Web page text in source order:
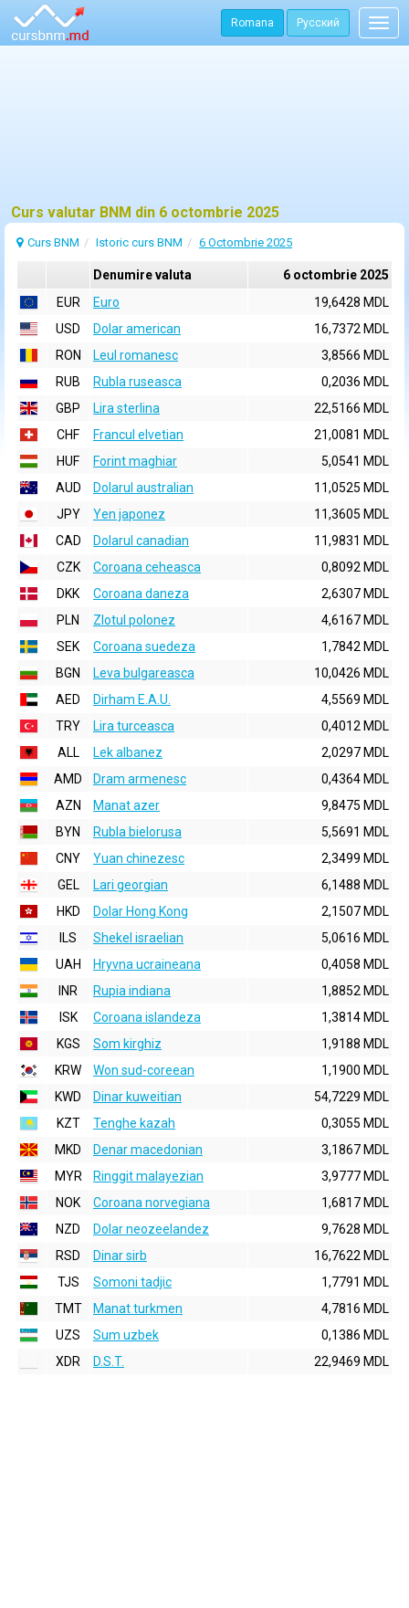
Romana Русский
Curs valutar BNM din 6 octombrie 2025
Curs BNM Istoric curs BNM 6 Octombrie 2025
Denumire valuta
6 octombrie 2025
EUR
Euro
19,6428 MDL
USD
Dolar american
16,7372 MDL
RON
Leul romanesc
3,8566 MDL
RUB
Rubla ruseasca
0,2036 MDL
GBP
Lira sterlina
22,5166 MDL
CHF
Francul elvetian
21,0081 MDL
HUF
Forint maghiar
5,0541 MDL
AUD
Dolarul australian
11,0525 MDL
JPY
Yen japonez
11,3605 MDL
CAD
Dolarul canadian
11,9831 MDL
CZK
Coroana ceheasca
0,8092 MDL
DKK
Coroana daneza
2,6307 MDL
PLN
Zlotul polonez
4,6167 MDL
SEK
Coroana suedeza
1,7842 MDL
BGN
Leva bulgareasca
10,0426 MDL
AED
Dirham E.A.U.
4,5569 MDL
TRY
Lira turceasca
0,4012 MDL
ALL
Lek albanez
2,0297 MDL
AMD
Dram armenesc
0,4364 MDL
AZN
Manat azer
9,8475 MDL
BYN
Rubla bielorusa
5,5691 MDL
CNY
Yuan chinezesc
2,3499 MDL
GEL
Lari georgian
6,1488 MDL
HKD
Dolar Hong Kong
2,1507 MDL
ILS
Shekel israelian
5,0616 MDL
UAH
Hryvna ucraineana
0,4058 MDL
INR
Rupia indiana
1,8852 MDL
ISK
Coroana islandeza
1,3814 MDL
KGS
Som kirghiz
1,9188 MDL
KRW
Won sud-coreean
1,1900 MDL
KWD
Dinar kuweitian
54,7229 MDL
KZT
Tenghe kazah
0,3055 MDL
MKD
Denar macedonian
3,1867 MDL
MYR
Ringgit malayezian
3,9777 MDL
NOK
Coroana norvegiana
1,6817 MDL
NZD
Dolar neozeelandez
9,7628 MDL
RSD
Dinar sirb
16,7622 MDL
TJS
Somoni tadjic
1,7791 MDL
TMT
Manat turkmen
4,7816 MDL
UZS
Sum uzbek
0,1386 MDL
XDR
D.S.T. 22,9469 MDL